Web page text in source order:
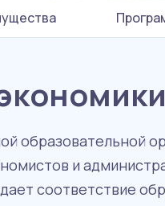
образовательной
и
соответствие